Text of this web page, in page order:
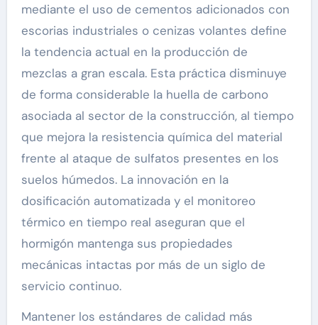
mediante el uso de cementos adicionados con
escorias industriales o cenizas volantes define
la tendencia actual en la producción de
mezclas a gran escala. Esta práctica disminuye
de forma considerable la huella de carbono
asociada al sector de la construcción, al tiempo
que mejora la resistencia química del material
frente al ataque de sulfatos presentes en los
suelos húmedos. La innovación en la
dosificación automatizada y el monitoreo
térmico en tiempo real aseguran que el
hormigón mantenga sus propiedades
mecánicas intactas por más de un siglo de
servicio continuo.
Mantener los estándares de calidad más